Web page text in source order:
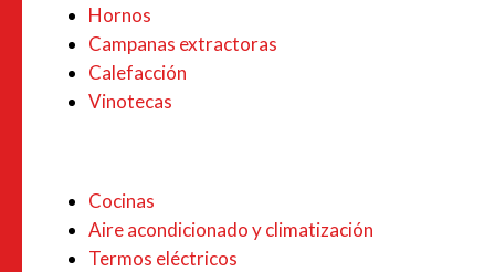
Hornos
Campanas extractoras
Calefacción
Vinotecas
Cocinas
Aire acondicionado y climatización
Termos eléctricos